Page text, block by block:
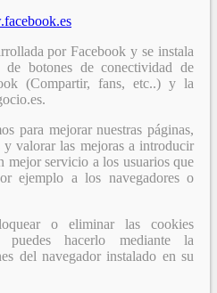
por Facebook y se instala
botones de conectividad de
(Compartir, fans, etc..) y la
para mejorar nuestras páginas,
y valorar las mejoras a introducir
mejor servicio a los usuarios que
ejemplo a los navegadores o
o eliminar las cookies
hacerlo mediante la
del navegador instalado en su